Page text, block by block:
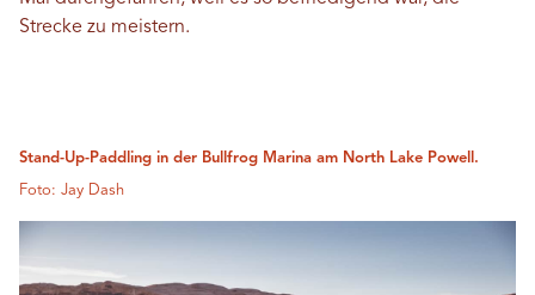
Strecke zu meistern.
Stand-Up-Paddling in der Bullfrog Marina am North Lake Powell.
Foto: Jay Dash